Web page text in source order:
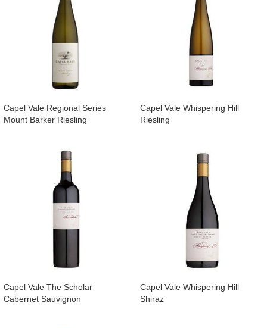
Capel Vale Regional Series
Mount Barker Riesling
​Capel Vale Whispering Hill
Riesling
​Capel Vale The Scholar
Cabernet Sauvignon
​Capel Vale Whispering Hill
Shiraz